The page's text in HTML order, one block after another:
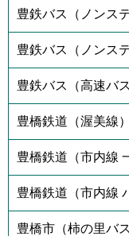
豊鉄バス（ノンス
豊鉄バス（ノンス
豊鉄バス（高速バス
豊橋鉄道（渥美線）
豊橋鉄道（市内線
豊橋鉄道（市内線
豊橋市（柿の里バス